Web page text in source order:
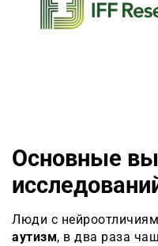
Основные
Люди с
аутизм, в два раза